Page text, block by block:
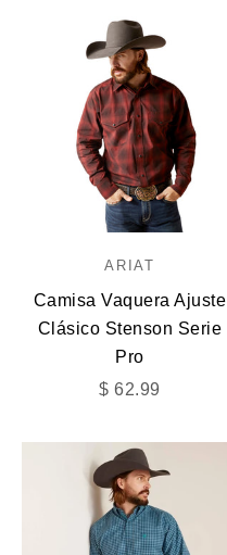
ARIAT
Camisa Vaquera Ajuste
Clásico Stenson Serie
Pro
Precio de oferta
$ 62.99